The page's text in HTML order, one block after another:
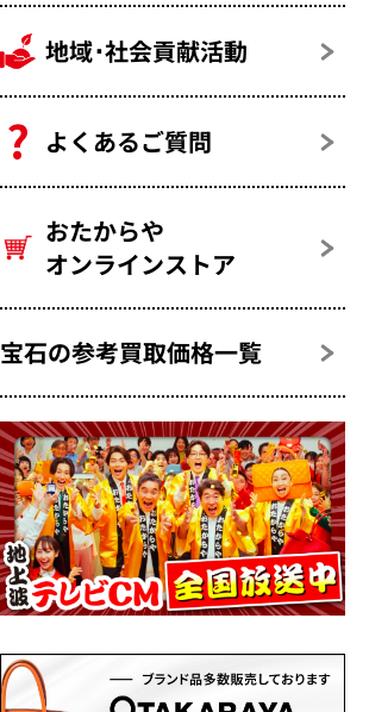
地域･社会貢献活動
よくあるご質問
おたからや
オンラインストア
宝石の参考買取価格一覧